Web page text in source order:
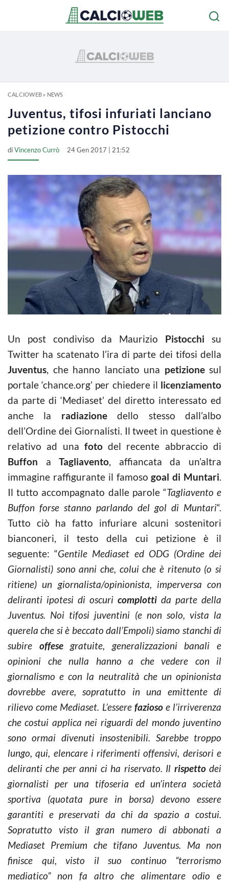
CALCIOWEB» NEWS
Juventus, tifosi infuriati lanciano
petizione contro Pistocchi
diVincenzo Currò 24 Gen 2017 | 21:52
Un post condiviso da Maurizio Pistocchi su
Twitter ha scatenato l’ira di parte dei tifosi della
Juventus, che hanno lanciato una petizionesul
portale ‘chance.org’ per chiedere il licenziamento
da parte di ‘Mediaset’ del diretto interessato ed
anche la radiazionedello stesso dall’albo
dell’Ordine dei Giornalisti. Il tweet in questione è
relativo ad una fotodel recente abbraccio di
Buffon aTagliavento, affiancata da un’altra
immagine raffigurante il famosogoal di Muntari.
Il tutto accompagnato dalle parole “Tagliavento e
Buffon forse stanno parlando del gol di Muntari“.
Tutto ciò ha fatto infuriare alcuni sostenitori
bianconeri, il testo della cui petizione è il
seguente: “Gentile Mediaset ed ODG (Ordine dei
Giornalisti) sono anni che, colui che è ritenuto (o si
ritiene) un giornalista/opinionista, imperversa con
deliranti ipotesi di oscuri complotti da parte della
Juventus. Noi tifosi juventini (e non solo, vista la
querela che si è beccato dall’Empoli) siamo stanchi di
subire offesegratuite, generalizzazioni banali e
opinioni che nulla hanno a che vedere con il
giornalismo e con la neutralità che un opinionista
dovrebbe avere, sopratutto in una emittente di
rilievo come Mediaset. L’essere faziosoe l’irriverenza
che costui applica nei riguardi del mondo juventino
sono ormai divenuti insostenibili. Sarebbe troppo
lungo, qui, elencare i riferimenti offensivi, derisori e
deliranti che per anni ci ha riservato. Il rispettodei
giornalisti per una tifoseria ed un’intera società
sportiva (quotata pure in borsa) devono essere
garantiti e preservati da chi da spazio a costui.
Sopratutto visto il gran numero di abbonati a
Mediaset Premium che tifano Juventus. Ma non
finisce qui, visto il suo continuo “terrorismo
mediatico” non fa altro che alimentare odio e